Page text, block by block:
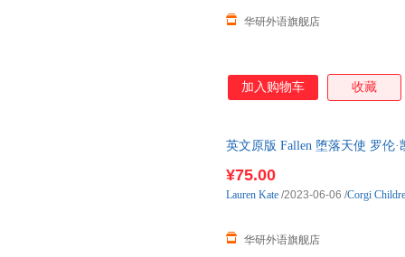
华研外语旗舰店
加入购物车 收藏
英文原版 Fallen 堕落天使 罗伦
¥75.00
华研外语旗舰店
Lauren Kate /2023-06-06 /Corgi